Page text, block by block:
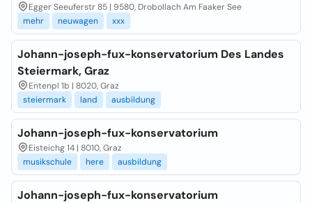
Egger Seeuferstr 85 | 9580, Drobollach Am Faaker See
mehr
neuwagen xxx
Johann-joseph-fux-konservatorium Des Landes
Steiermark, Graz
Entenpl 1b | 8020, Graz
steiermark
land ausbildung
Johann-joseph-fux-konservatorium
Eisteichg 14 | 8010, Graz
musikschule
here ausbildung
Johann-joseph-fux-konservatorium